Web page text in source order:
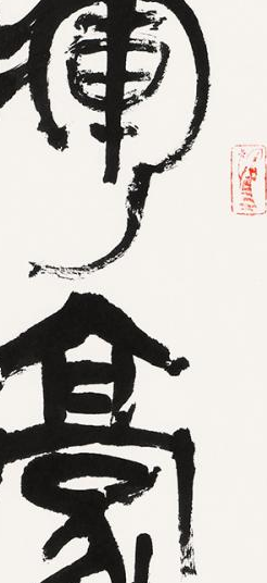
阅读 艺术 汽车 数智
时尚 天气 才艺